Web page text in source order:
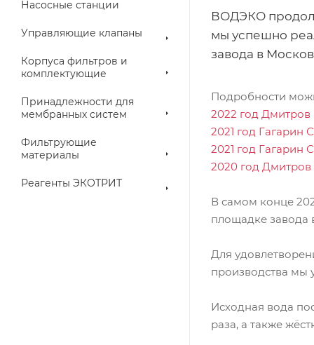
Насосные станции
Управляющие клапаны
Корпуса фильтров и
комплектующие
Принадлежности для
мембранных систем
Фильтрующие
материалы
Реагенты ЭКОТРИТ
ВОДЭКО
мы успешно
завода в
Подробности
2022 год
2021 год Гагарин
2021 год Гагарин
2020 год
В самом конце
площадке завода
Для
производства мы
Исходная вода
раза, а также